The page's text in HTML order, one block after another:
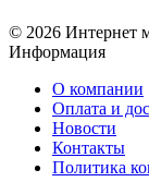
© 2026 Интернет
Информация
О компании
Оплата и
Новости
Контакты
Политика